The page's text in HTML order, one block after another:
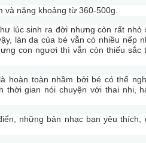
nặng khoảng từ 360-500g.
lúc sinh ra đời nhưng còn rất nhỏ
làn da của bé vẫn có nhiều nếp
con ngươi thì vẫn còn thiếu sắc
hoàn toàn nhầm bởi bé có thể
thời gian nói chuyện với thai nhi,
những bản nhạc bạn yêu thích,